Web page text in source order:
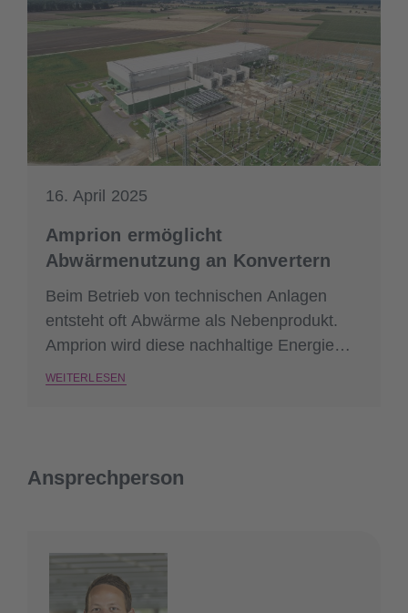
Abwärmenutzung ist für Ende 2025
16. April 2025
Amprion ermöglicht
Abwärmenutzung an Konvertern
Beim Betrieb von technischen Anlagen
entsteht oft Abwärme als Nebenprodukt.
Amprion wird diese nachhaltige Energie
künftig nutzbar machen und insbesondere
WEITERLESEN
Ansprechperson